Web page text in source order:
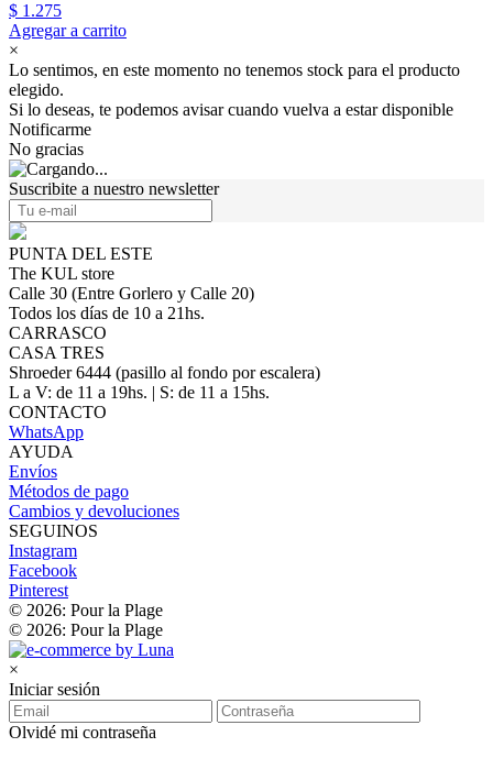
$ 1.275
Agregar a carrito
×
Lo sentimos, en este momento no tenemos stock para el producto
elegido.
Si lo deseas, te podemos avisar cuando vuelva a estar disponible
Notificarme
No gracias
Suscribite a nuestro newsletter
PUNTA DEL ESTE
The KUL store
Calle 30 (Entre Gorlero y Calle 20)
Todos los días de 10 a 21hs.
CARRASCO
CASA TRES
Shroeder 6444 (pasillo al fondo por escalera)
L a V: de 11 a 19hs. | S: de 11 a 15hs.
CONTACTO
WhatsApp
AYUDA
Envíos
Métodos de pago
Cambios y devoluciones
SEGUINOS
Instagram
Facebook
Pinterest
© 2026: Pour la Plage
© 2026: Pour la Plage
×
Iniciar sesión
Olvidé mi contraseña